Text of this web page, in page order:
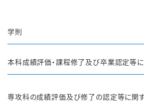
学則
本科成績評価・課程修了及び卒業認定等
専攻科の成績評価及び修了の認定等に関